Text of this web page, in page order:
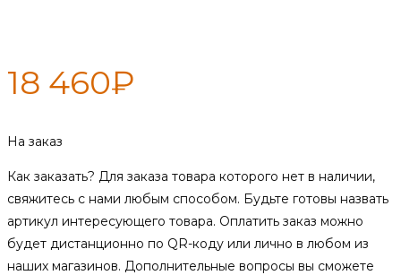
18 460₽
На заказ
Как заказать? Для заказа товара которого нет в наличии,
свяжитесь с нами любым способом. Будьте готовы назвать
артикул интересующего товара. Оплатить заказ можно
будет дистанционно по QR-коду или лично в любом из
наших магазинов. Дополнительные вопросы вы сможете